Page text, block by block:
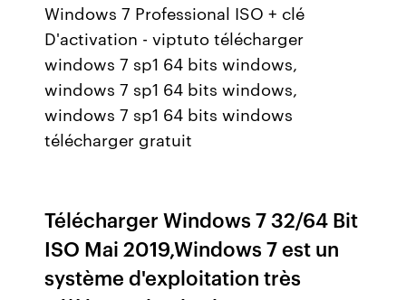
Windows 7 Professional ISO + clé
D'activation - viptuto télécharger
windows 7 sp1 64 bits windows,
windows 7 sp1 64 bits windows,
windows 7 sp1 64 bits windows
télécharger gratuit
Télécharger Windows 7 32/64 Bit
ISO Mai 2019,Windows 7 est un
système d'exploitation très